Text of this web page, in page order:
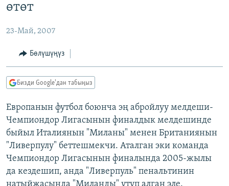
МАДАНИЯТ
ТВ ПРОГРАММАЛАР
БҮГҮН АЗАТТЫКТА
ДАНИСТЕ
ЭЖЕ-СИҢДИЛЕР
АЗАТТЫК+
ЫҢГАЙСЫЗ СУРООЛОР
ПОДКАСТ
ОНЛАЙН ШЕРИНЕ
өтөт
23-Май, 2007
Бөлүшүңүз
Бизди Google'дан табыңыз
Европанын футбол боюнча эң абройлуу мелдеши-
Чемпиондор Лигасынын финалдык мелдешинде
быйыл Италиянын "Миланы" менен Британиянын
"Ливерпулу" беттешмекчи. Аталган эки команда
Чемпиондор Лигасынын финалында 2005-жылы
да кездешип, анда "Ливерпуль" пенальтинин